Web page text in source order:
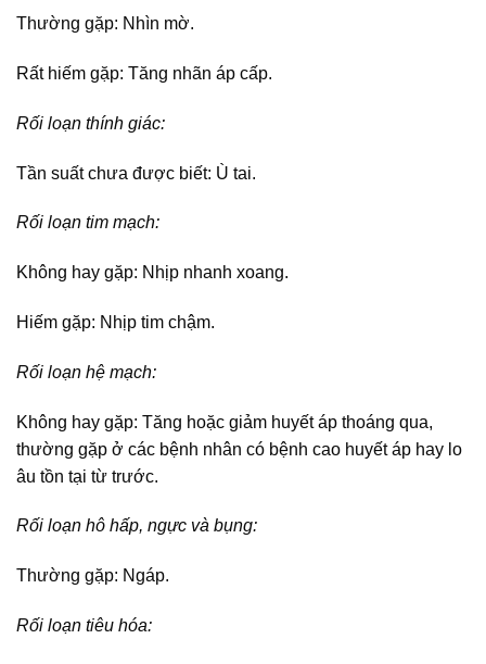
Thường gặp: Nhìn mờ.
Rất hiếm gặp: Tăng nhãn áp cấp.
Rối loạn thính giác:
Tần suất chưa được biết: Ù tai.
Rối loạn tim mạch:
Không hay gặp: Nhịp nhanh xoang.
Hiếm gặp: Nhịp tim chậm.
Rối loạn hệ mạch:
Không hay gặp: Tăng hoặc giảm huyết áp thoáng qua,
thường gặp ở các bệnh nhân có bệnh cao huyết áp hay lo
âu tồn tại từ trước.
Rối loạn hô hấp, ngực và bụng:
Thường gặp: Ngáp.
Rối loạn tiêu hóa: